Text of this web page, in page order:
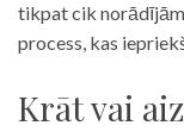
tikpat cik
process, kas
Krāt vai